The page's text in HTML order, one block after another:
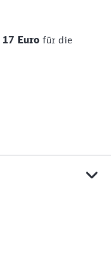
17 Euro für die